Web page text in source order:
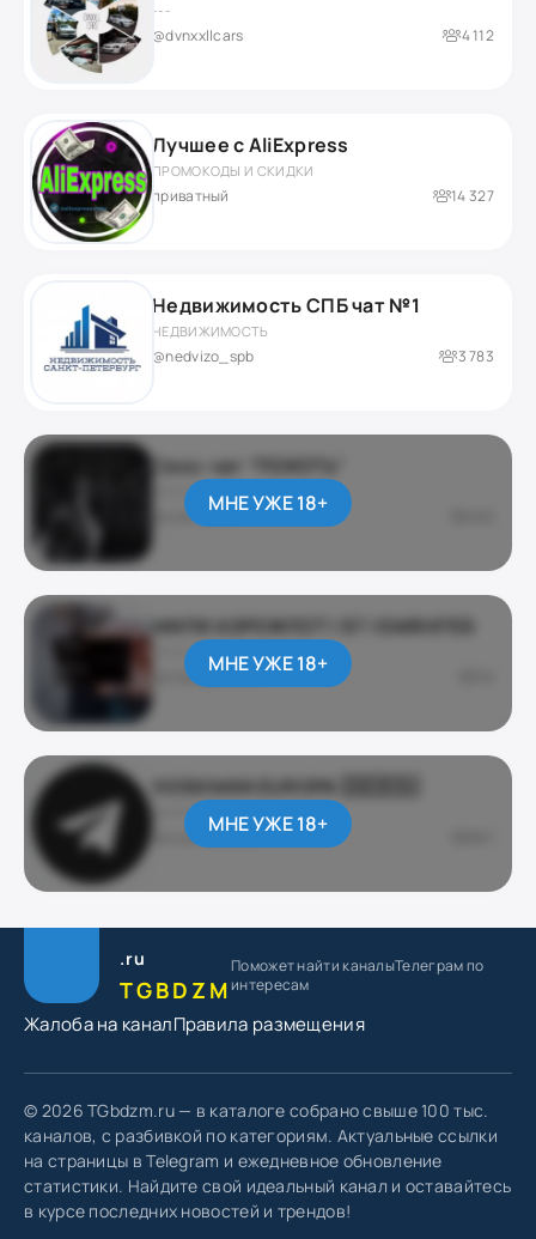
---
@dvnxxllcars 4 112
Лучшее с AliExpress
ПРОМОКОДЫ И СКИДКИ
приватный 14 327
Недвижимость СПБ чат №1
НЕДВИЖИМОСТЬ
@nedvizo_spb 3 783
Секс-чат "ПОХОТЬ"
ЭРОТИКА 18+
@matrixxxa
МНЕ УЖЕ 18+
МИЛИ АЭРОФЛОТ | S7 | EMIRATES
ПРОГНОЗЫ И СТАВКИ
@milesaeroflot
МНЕ УЖЕ 18+
KIOSKMAN EUROPA 🇩🇪🇪🇺
ДЛЯ ВЗРОСЛЫХ
@kioskman_eu
МНЕ УЖЕ 18+
.ru
TGBDZM
Поможет найти каналыТелеграм по
интересам
Жалоба на каналПравила размещения
© 2026 TGbdzm.ru — в каталоге собрано свыше 100 тыс.
каналов, с разбивкой по категориям. Актуальные ссылки
на страницы в Telegram и ежедневное обновление
статистики. Найдите свой идеальный канал и оставайтесь
в курсе последних новостей и трендов!